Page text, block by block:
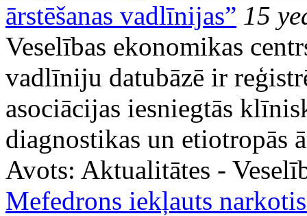
ārstēšanas vadlīnijas” 15
Veselības ekonomikas
vadlīniju datubāzē ir
asociācijas iesniegtās
diagnostikas un etiotropās
Avots: Aktualitātes -
Mefedrons iekļauts